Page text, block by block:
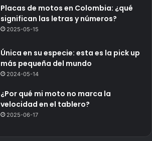
Placas de motos en Colombia: ¿qué
significan las letras y números?
2025-05-15
Única en su especie: esta es la pick up
más pequeña del mundo
2024-05-14
¿Por qué mi moto no marca la
velocidad en el tablero?
2025-06-17